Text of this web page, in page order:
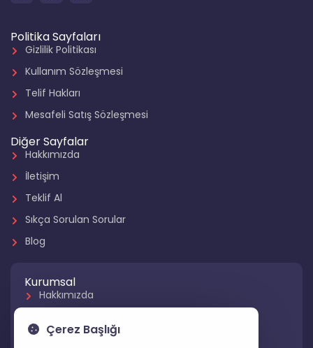
Politika Sayfaları
Gizlilik Politikası
Kullanım Sözleşmesi
Telif Hakları
Mesafeli Satış Sözleşmesi
Diğer Sayfalar
Hakkımızda
İletişim
Teklif Al
Sıkça Sorulan Sorular
Blog
Kurumsal
Hakkımızda
Hizmetlerimiz
Çerez Başlığı